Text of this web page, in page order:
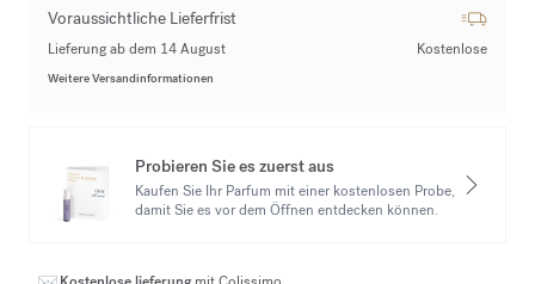
Voraussichtliche Lieferfrist
Lieferung ab dem 14 August Kostenlose
Weitere Versandinformationen
Probieren Sie es zuerst aus
Kaufen Sie Ihr Parfum mit einer kostenlosen Probe,
damit Sie es vor dem Öffnen entdecken können.